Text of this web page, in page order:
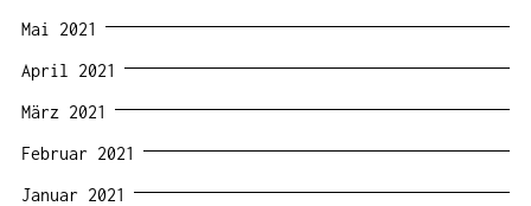
Mai 2021
April 2021
März 2021
Februar 2021
Januar 2021